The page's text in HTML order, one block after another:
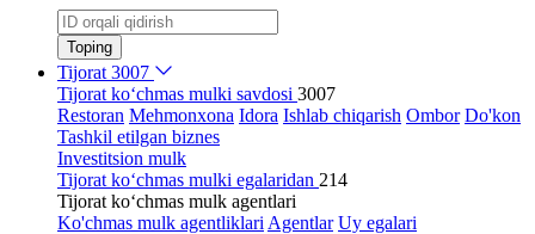
Toping
Tijorat 3007
Tijorat ko‘chmas mulki savdosi 3007
Restoran Mehmonxona Idora Ishlab chiqarish Ombor Do'kon
Tashkil etilgan biznes
Investitsion mulk
Tijorat ko‘chmas mulki egalaridan 214
Tijorat ko‘chmas mulk agentlari
Ko'chmas mulk agentliklari Agentlar Uy egalari